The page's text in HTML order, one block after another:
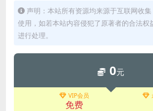
声明：本站所有资源均来源于互联网收
使用，如若本站内容侵犯了原著者的合法权
进行处理。
0元
VIP会员
免费